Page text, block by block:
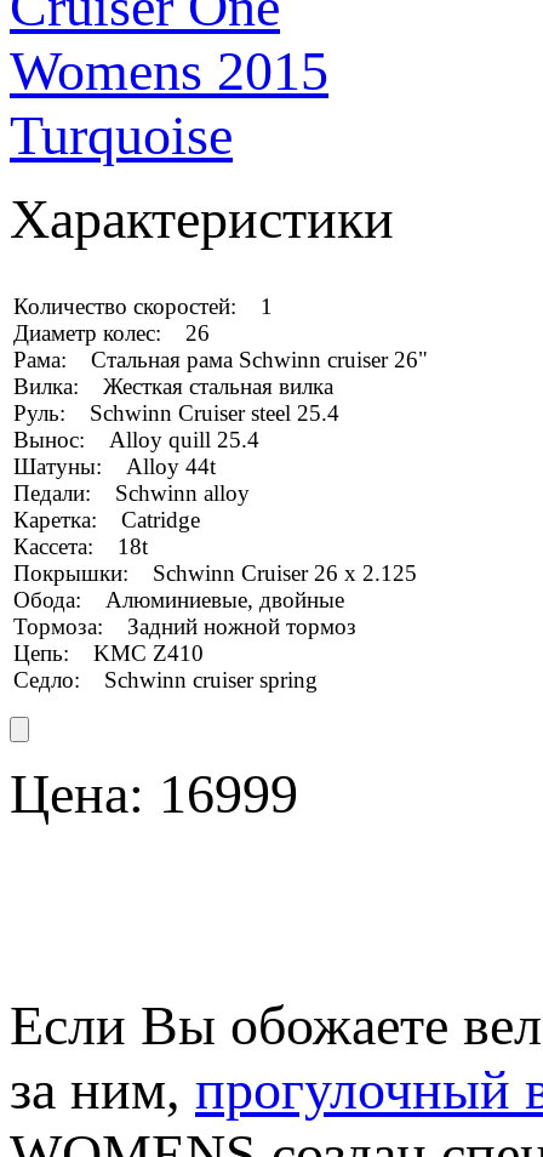
Характеристики
Количество скоростей: 1
Диаметр колес: 26
Рама: Стальная рама Schwinn cruiser 26"
Вилка: Жесткая стальная вилка
Руль: Schwinn Cruiser steel 25.4
Вынос: Alloy quill 25.4
Шатуны: Alloy 44t
Педали: Schwinn alloy
Каретка: Catridge
Кассета: 18t
Покрышки: Schwinn Cruiser 26 x 2.125
Обода: Алюминиевые, двойные
Тормоза: Задний ножной тормоз
Цепь: KMC Z410
Седло: Schwinn cruiser spring
Цена: 16999
Если Вы обожаете
за ним, прогулочный